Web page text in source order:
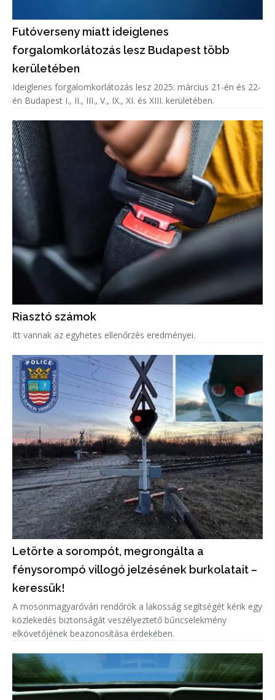
Futóverseny miatt ideiglenes
forgalomkorlátozás lesz Budapest több
kerületében
Ideiglenes forgalomkorlátozás lesz 2025. március 21-én és 22-
én Budapest I., II., III., V., IX., XI. és XIII. kerületében.
Riasztó számok
Itt vannak az egyhetes ellenőrzés eredményei.
Letörte a sorompót, megrongálta a
fénysorompó villogó jelzésének burkolatait –
keressük!
A mosonmagyaróvári rendőrök a lakosság segítségét kérik egy
közlekedés biztonságát veszélyeztető bűncselekmény
elkövetőjének beazonosítása érdekében.